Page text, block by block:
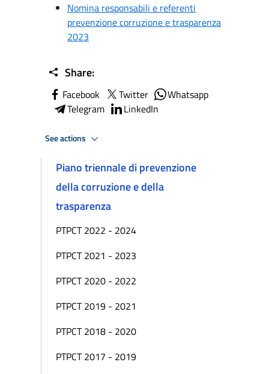
Nomina responsabili e referenti
prevenzione corruzione e trasparenza
2023
Share:
Facebook Twitter
Whatsapp
Telegram
LinkedIn
See actions
Piano triennale di prevenzione
della corruzione e della
trasparenza
PTPCT 2022 - 2024
PTPCT 2021 - 2023
PTPCT 2020 - 2022
PTPCT 2019 - 2021
PTPCT 2018 - 2020
PTPCT 2017 - 2019